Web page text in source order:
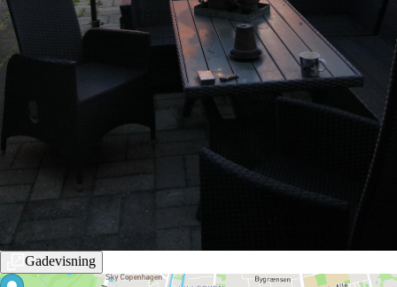
Gadevisning